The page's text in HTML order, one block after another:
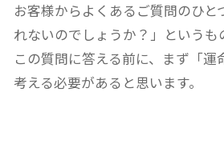
お客様からよくあるご質問のひと
れないのでしょうか？」というも
この質問に答える前に、まず「運
考える必要があると思います。